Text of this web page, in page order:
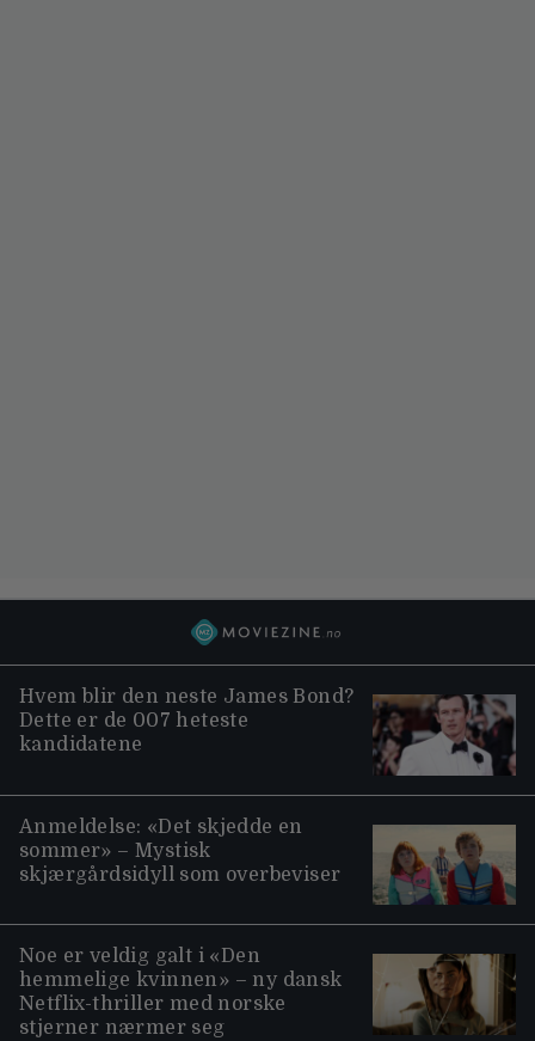
Hvem blir den neste James Bond?
Dette er de 007 heteste
kandidatene
Anmeldelse: «Det skjedde en
sommer» – Mystisk
skjærgårdsidyll som overbeviser
Noe er veldig galt i «Den
hemmelige kvinnen» – ny dansk
Netflix-thriller med norske
stjerner nærmer seg